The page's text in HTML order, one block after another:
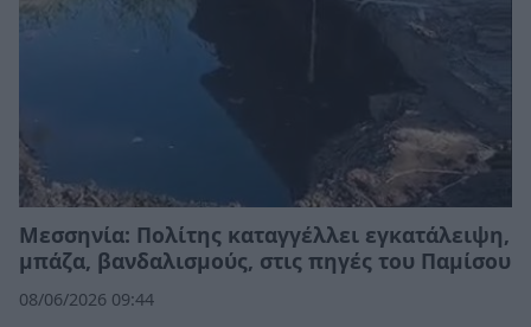
Μεσσηνία: Πολίτης καταγγέλλει εγκατάλειψη,
μπάζα, βανδαλισμούς, στις πηγές του Παμίσου
08/06/2026 09:44